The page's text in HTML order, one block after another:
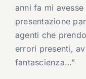
anni fa mi
presentazione
agenti che
errori presenti,
fantascienza…”